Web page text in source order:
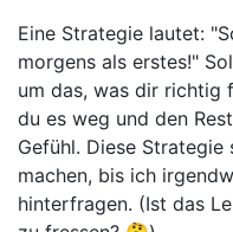
Eine Strategie lautet:
morgens als erstes!"
um das, was dir richtig
du es weg und den
Gefühl. Diese
machen, bis ich
hinterfragen. (Ist das